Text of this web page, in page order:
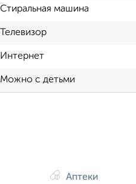
Стиральная машина
Телевизор
Интернет
Можно с детьми
Аптеки